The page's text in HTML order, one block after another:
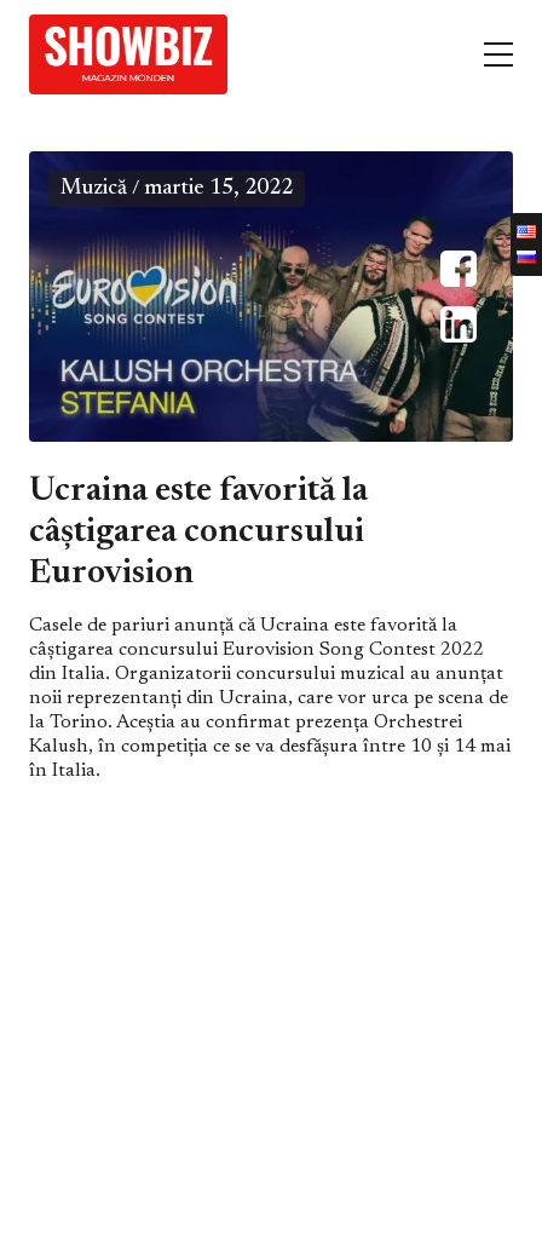
Muzică / martie 15, 2022
Ucraina este favorită la
câștigarea concursului
Eurovision
Casele de pariuri anunță că Ucraina este favorită la
câştigarea concursului Eurovision Song Contest 2022
din Italia. Organizatorii concursului muzical au anunțat
noii reprezentanți din Ucraina, care vor urca pe scena de
la Torino. Aceștia au confirmat prezența Orchestrei
Kalush, în competiția ce se va desfășura între 10 și 14 mai
în Italia.